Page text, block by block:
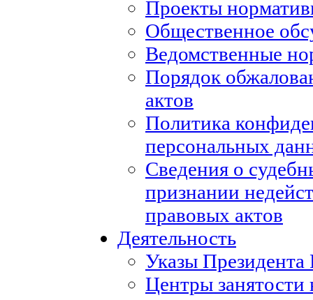
Проекты
Общественное
Ведомственные
Порядок
актов
Политика
персональных
Сведения о
признании
правовых актов
Деятельность
Указы
Центры занятости